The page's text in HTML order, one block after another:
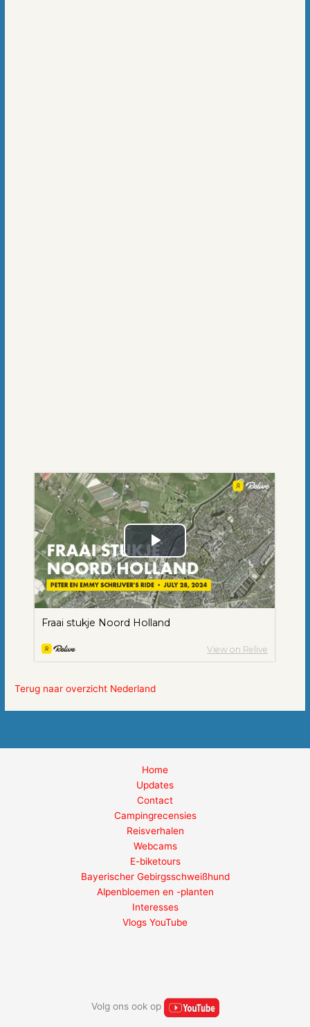
Terug naar overzicht Nederland
Home
Updates
Contact
Campingrecensies
Reisverhalen
Webcams
E-biketours
Bayerischer Gebirgsschweißhund
Alpenbloemen en -planten
Interesses
Vlogs YouTube
Volg ons ook op